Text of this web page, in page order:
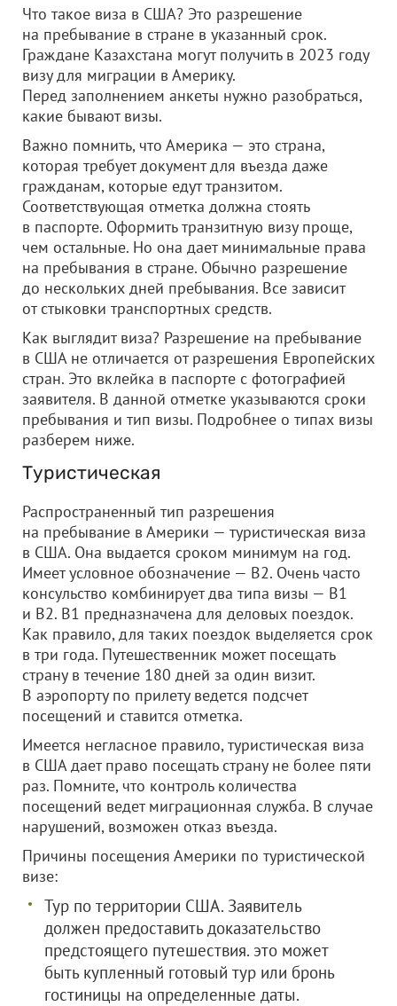
Что такое виза в США? Это разрешение
на пребывание в стране в указанный срок.
Граждане Казахстана могут получить в 2023 году
визу для миграции в Америку.
Перед заполнением анкеты нужно разобраться,
какие бывают визы.
Важно помнить, что Америка — это страна,
которая требует документ для въезда даже
гражданам, которые едут транзитом.
Соответствующая отметка должна стоять
в паспорте. Оформить транзитную визу проще,
чем остальные. Но она дает минимальные права
на пребывания в стране. Обычно разрешение
до нескольких дней пребывания. Все зависит
от стыковки транспортных средств.
Как выглядит виза? Разрешение на пребывание
в США не отличается от разрешения Европейских
стран. Это вклейка в паспорте с фотографией
заявителя. В данной отметке указываются сроки
пребывания и тип визы. Подробнее о типах визы
разберем ниже.
Туристическая
Распространенный тип разрешения
на пребывание в Америки — туристическая виза
в США. Она выдается сроком минимум на год.
Имеет условное обозначение — В2. Очень часто
консульство комбинирует два типа визы — В1
и В2. В1 предназначена для деловых поездок.
Как правило, для таких поездок выделяется срок
в три года. Путешественник может посещать
страну в течение 180 дней за один визит.
В аэропорту по прилету ведется подсчет
посещений и ставится отметка.
Имеется негласное правило, туристическая виза
в США дает право посещать страну не более пяти
раз. Помните, что контроль количества
посещений ведет миграционная служба. В случае
нарушений, возможен отказ въезда.
Причины посещения Америки по туристической
визе:
Тур по территории США. Заявитель
должен предоставить доказательство
предстоящего путешествия. это может
быть купленный готовый тур или бронь
гостиницы на определенные даты.